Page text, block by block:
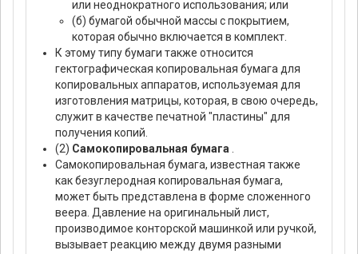
или неоднократного использования; или
(б) бумагой обычной массы с покрытием,
которая обычно включается в комплект.
К этому типу бумаги также относится
гектографическая копировальная бумага для
копировальных аппаратов, используемая для
изготовления матрицы, которая, в свою очередь,
служит в качестве печатной "пластины" для
получения копий.
(2) Самокопировальная бумага
Самокопировальная бумага, известная также
как безуглеродная копировальная бумага,
может быть представлена в форме сложенного
веера. Давление на оригинальный лист,
производимое конторской машинкой или ручкой,
вызывает реакцию между двумя разными